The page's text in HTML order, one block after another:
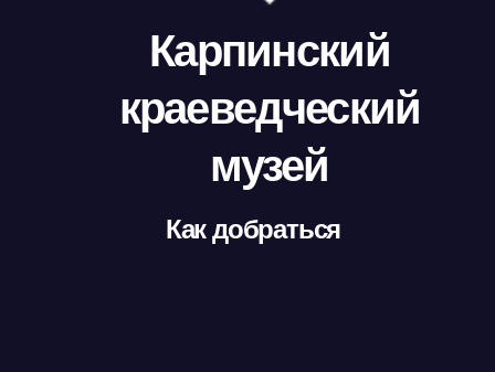
Карпинский
краеведческий
музей
Как добраться